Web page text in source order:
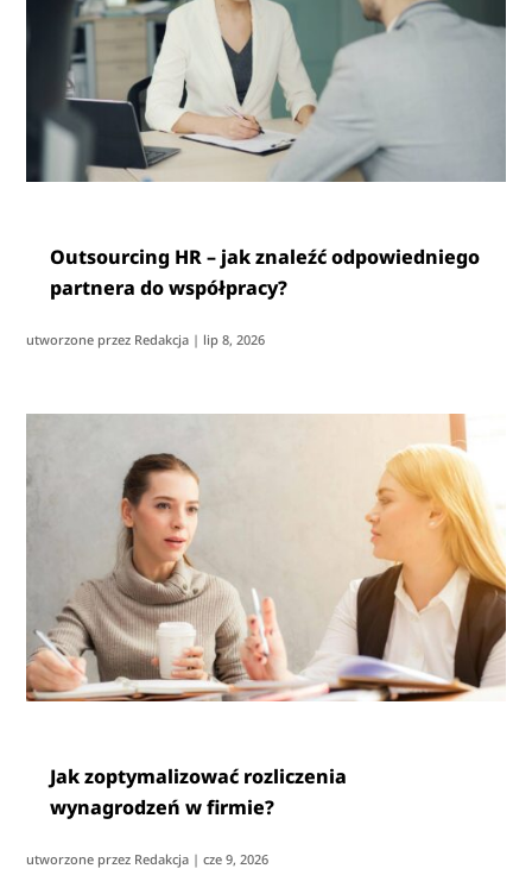
Outsourcing HR – jak znaleźć odpowiedniego
partnera do współpracy?
utworzone przez Redakcja | lip 8, 2026
Jak zoptymalizować rozliczenia
wynagrodzeń w firmie?
utworzone przez Redakcja |cze 9, 2026